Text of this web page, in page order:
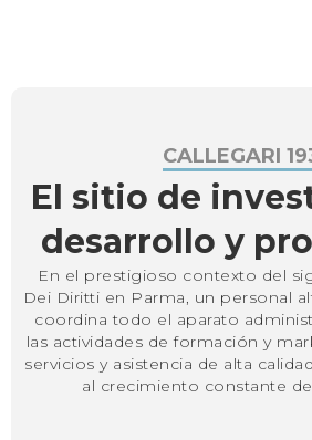
CALLEGARI
El sitio de
desarrollo y
En el prestigioso contexto del
Dei Diritti en Parma, un personal
coordina todo el aparato
las actividades de formación y
servicios y asistencia de alta
al crecimiento constante